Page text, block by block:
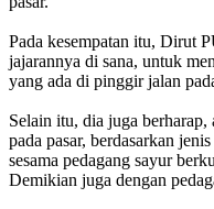
Pada kesempatan itu, Dirut
jajarannya di sana, untuk
yang ada di pinggir jalan
Selain itu, dia juga berharap,
pada pasar, berdasarkan
sesama pedagang sayur
Demikian juga dengan